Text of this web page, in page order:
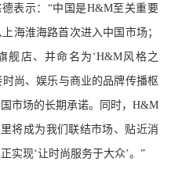
表示：“中国是H&M至关重要
海淮海路首次进入中国市场；
舰店、并命名为‘H&M风格之
尚、娱乐与商业的品牌传播枢
市场的长期承诺。同时，H&M
将成为我们联结市场、贴近消
实现‘让时尚服务于大众’。”